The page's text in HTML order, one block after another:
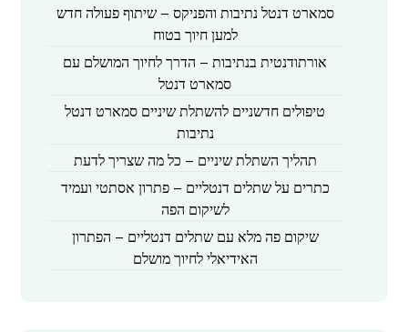
סמארט דנטל נתיבות והפניקס – שיתוף פעולה חדש
למען חיוך בטוח
אורתודנטית בנתיבות – הדרך לחיוך המושלם עם
סמארט דנטל
טיפולים חדשניים להשתלת שיניים סמארט דנטל
נתיבות
תהליך השתלת שיניים – כל מה שצריך לדעת
כתרים על שתלים דנטליים – פתרון אסתטי ועמיד
לשיקום הפה
שיקום פה מלא עם שתלים דנטליים – הפתרון
האידיאלי לחיוך מושלם